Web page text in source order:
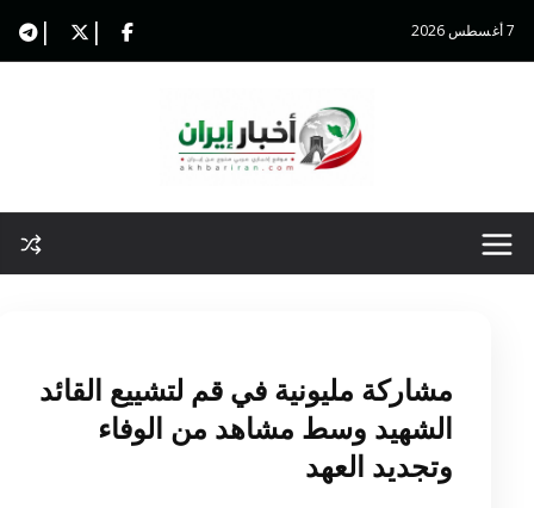
Skip
to
7 أغسطس 2026
مشاركة مليونية في قم لتشييع القائد
الشهيد وسط مشاهد من الوفاء
وتجديد العهد